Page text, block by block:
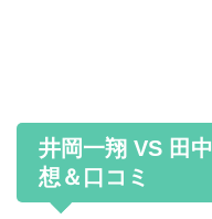
井岡一翔 VS 田
想＆口コミ